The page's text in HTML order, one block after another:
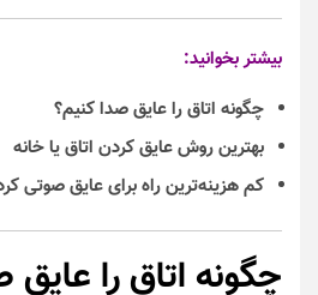
بیشتر بخوانید:
چگونه اتاق را عایق صدا کنیم؟
بهترین روش عایق کردن اتاق یا خانه
کم هزینه‌ترین راه برای عایق صوتی
چگونه اتاق را